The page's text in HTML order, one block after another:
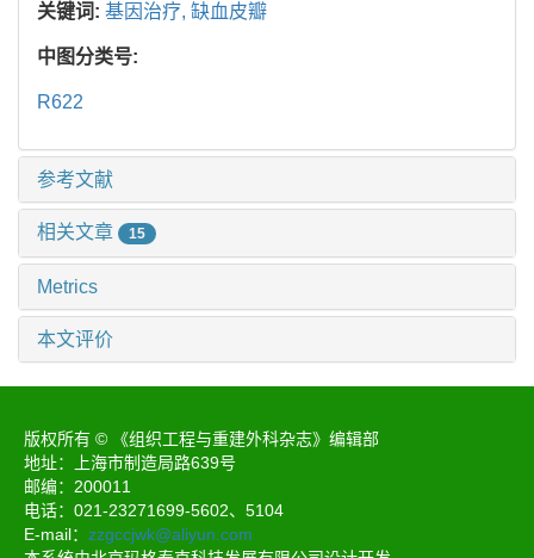
关键词: 基因治疗, 缺血皮瓣
中图分类号:
R622
参考文献
相关文章 15
Metrics
本文评价
版权所有 © 《组织工程与重建外科杂志》编辑部
地址：上海市制造局路639号
邮编：200011
电话：021-23271699-5602、5104
E-mail： zzgccjwk@aliyun.com